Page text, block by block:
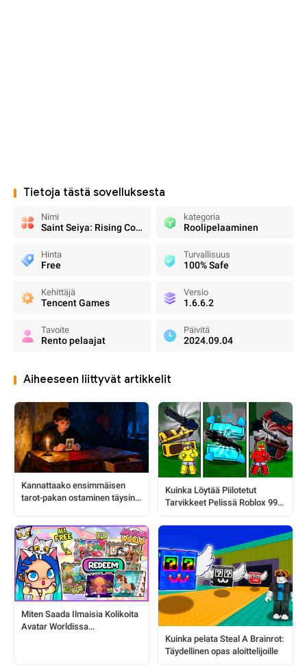
Tietoja tästä sovelluksesta
Nimi
Saint Seiya: Rising Cosmo
kategoria
Roolipelaaminen
Hinta
Free
Turvallisuus
100% Safe
Kehittäjä
Tencent Games
Versio
1.6.6.2
Tavoite
Rento pelaajat
Päivitä
2024.09.04
Aiheeseen liittyvät artikkelit
Kannattaako ensimmäisen
tarot-pakan ostaminen täysin
Kuinka Löytää Piilotetut
Tarvikkeet Pelissä Roblox 99
Miten Saada Ilmaisia Kolikoita
Avatar Worldissa
Kuinka pelata Steal A Brainrot:
Täydellinen opas aloittelijoille